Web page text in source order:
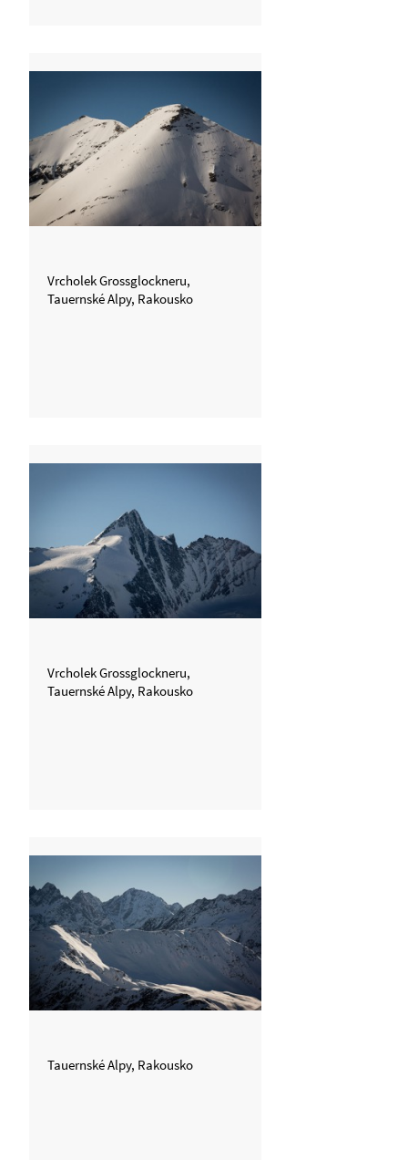
Vrcholek Grossglockneru,
Tauernské Alpy, Rakousko
Vrcholek Grossglockneru,
Tauernské Alpy, Rakousko
Tauernské Alpy, Rakousko